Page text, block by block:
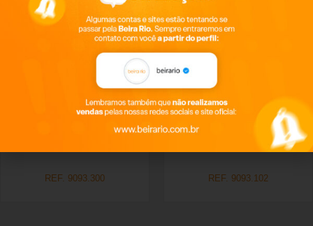
Produtos relacionados
REF. 9093.300 REF. 9093.102